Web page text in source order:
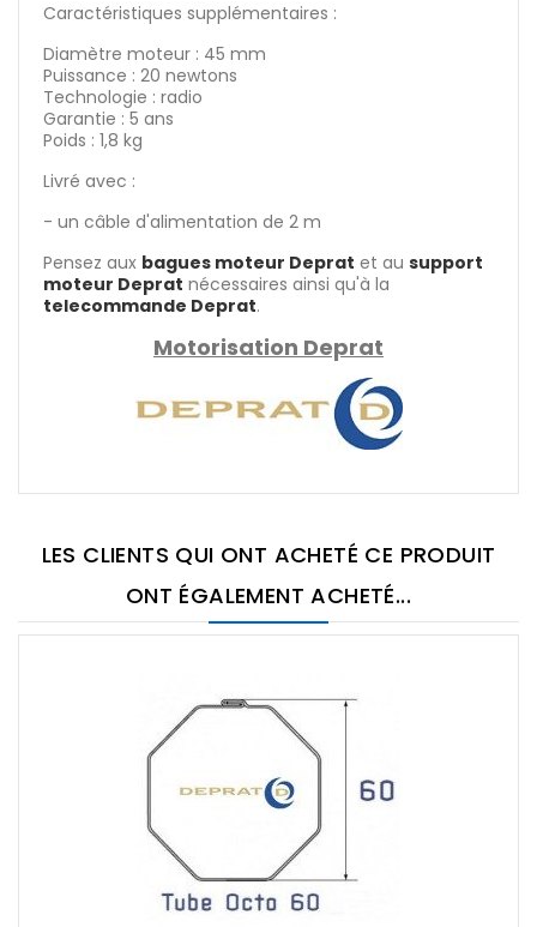
Caractéristiques supplémentaires :
Diamètre moteur : 45 mm
Puissance : 20 newtons
Technologie : radio
Garantie : 5 ans
Poids : 1,8 kg
Livré avec :
- un câble d'alimentation de 2 m
Pensez aux bagues moteur Deprat et au support
moteur Deprat nécessaires ainsi qu'à la
telecommande Deprat.
Motorisation Deprat
LES CLIENTS QUI ONT ACHETÉ CE PRODUIT
ONT ÉGALEMENT ACHETÉ...